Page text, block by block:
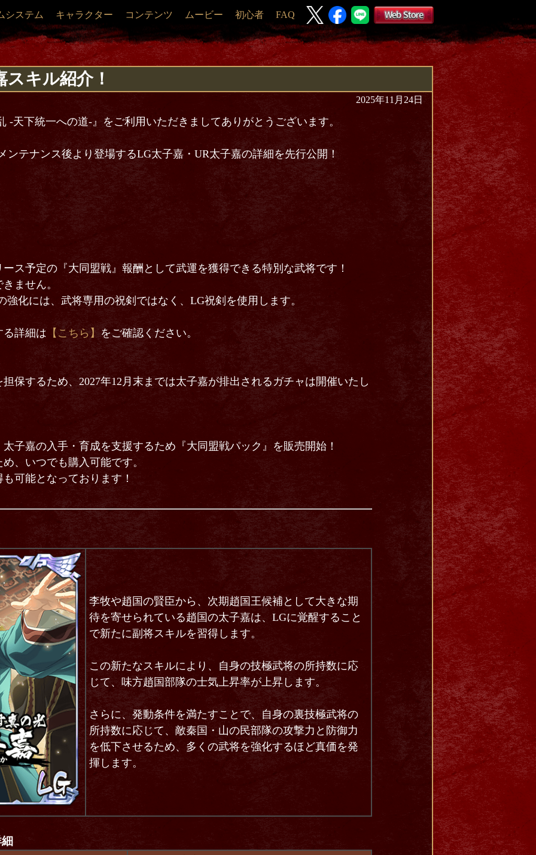
システム キャラクター コンテンツ ムービー 初心者 FAQ
キル紹介！
2025年11月24日
-天下統一への道-』をご利用いただきましてありがとうございます。
ンテナンス後より登場するLG太子嘉・UR太子嘉の詳細を先行公開！
ス予定の『大同盟戦』報酬として武運を獲得できる特別な武将です！
ません。
化には、武将専用の祝剣ではなく、LG祝剣を使用します。
る詳細は 【こちら】をご確認ください。
保するため、2027年12月末までは太子嘉が排出されるガチャは開催いたし
子嘉の入手・育成を支援するため『大同盟戦パック』を販売開始！
、いつでも購入可能です。
可能となっております！
李牧や趙国の賢臣から、次期趙国王候補として大きな期
待を寄せられている趙国の太子嘉は、LGに覚醒すること
で新たに副将スキルを習得します。
この新たなスキルにより、自身の技極武将の所持数に応
じて、味方趙国部隊の士気上昇率が上昇します。
さらに、発動条件を満たすことで、自身の裏技極武将の
所持数に応じて、敵秦国・山の民部隊の攻撃力と防御力
を低下させるため、多くの武将を強化するほど真価を発
揮します。